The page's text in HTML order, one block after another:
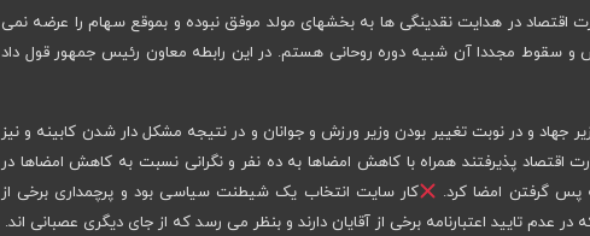
در هدایت نقدینگی ها به بخشهای مولد موفق نبوده و بموقع سهام را عرضه نمی
و سقوط مجددا آن شبیه دوره روحانی هستم. در این رابطه معاون رئیس جمهور قول داد
جهاد و در نوبت تغییر بودن وزیر ورزش و جوانان و در نتیجه مشکل دار شدن کابینه و نیز
اقتصاد پذیرفتند همراه با کاهش امضاها به ده نفر و نگرانی نسبت به کاهش امضاها در
پس گرفتن امضا کرد.
کار سایت انتخاب یک شیطنت سیاسی بود و پرچمداری برخی از
عدم تایید اعتبارنامه برخی از آقایان دارند و بنظر می رسد که از جای دیگری عصبانی اند.